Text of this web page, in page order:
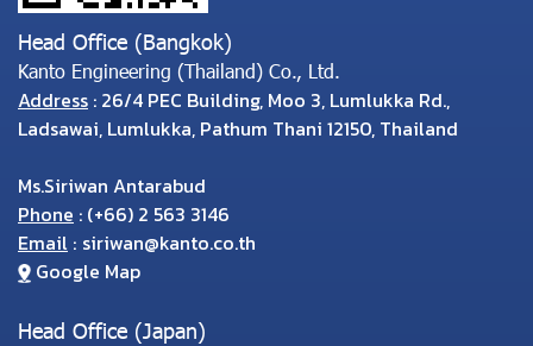
Head Office (Bangkok)
Kanto Engineering (Thailand) Co., Ltd.
Address : 26/4 PEC Building, Moo 3, Lumlukka Rd.,
Ladsawai, Lumlukka, Pathum Thani 12150, Thailand
Ms.Siriwan Antarabud
Phone : (+66) 2 563 3146
Email : siriwan@kanto.co.th
Google Map
Head Office (Japan)